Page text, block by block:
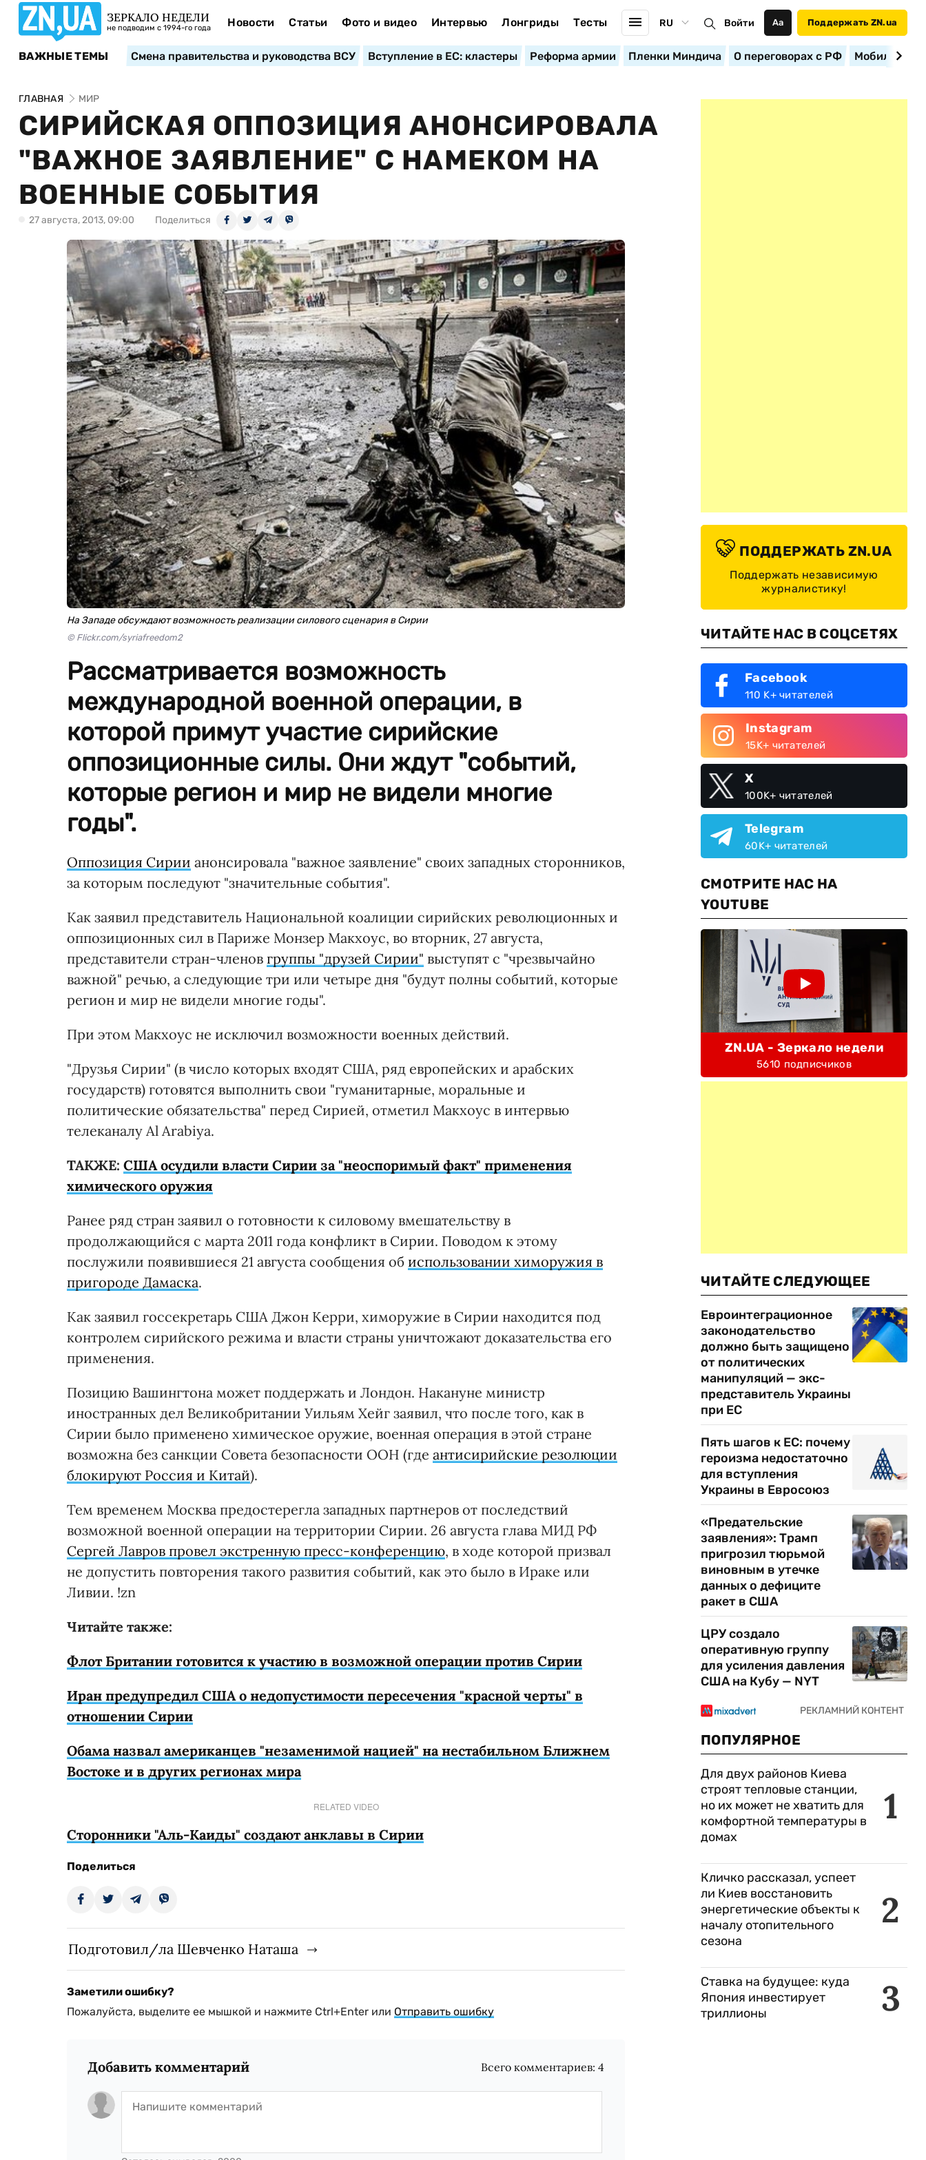
ЗЕРКАЛО НЕДЕЛИ
не подводим с 1994-го года Новости Статьи Фото и видео Интервью Лонгриды Тесты RU Войти Аа Поддержать ZN.ua
ВАЖНЫЕ ТЕМЫ Смена правительства и руководства ВСУ Вступление в ЕС: кластеры Реформа армии Пленки Миндича О переговорах с РФ
ГЛАВНАЯ МИР
СИРИЙСКАЯ ОППОЗИЦИЯ АНОНСИРОВАЛА
"ВАЖНОЕ ЗАЯВЛЕНИЕ" С НАМЕКОМ НА
ВОЕННЫЕ СОБЫТИЯ
27 августа, 2013, 09:00 Поделиться
На Западе обсуждают возможность реализации силового сценария в Сирии
© Flickr.com/syriafreedom2
Рассматривается возможность
международной военной операции, в
которой примут участие сирийские
оппозиционные силы. Они ждут "событий,
которые регион и мир не видели многие
годы".
Оппозиция Сирии анонсировала "важное заявление" своих западных сторонников,
за которым последуют "значительные события".
Как заявил представитель Национальной коалиции сирийских революционных и
оппозиционных сил в Париже Монзер Макхоус, во вторник, 27 августа,
представители стран-членов группы "друзей Сирии" выступят с "чрезвычайно
важной" речью, а следующие три или четыре дня "будут полны событий, которые
регион и мир не видели многие годы".
При этом Макхоус не исключил возможности военных действий.
"Друзья Сирии" (в число которых входят США, ряд европейских и арабских
государств) готовятся выполнить свои "гуманитарные, моральные и
политические обязательства" перед Сирией, отметил Макхоус в интервью
телеканалу Al Arabiya.
ТАКЖЕ: США осудили власти Сирии за "неоспоримый факт" применения
химического оружия
Ранее ряд стран заявил о готовности к силовому вмешательству в
продолжающийся с марта 2011 года конфликт в Сирии. Поводом к этому
послужили появившиеся 21 августа сообщения об использовании химоружия в
пригороде Дамаска.
Как заявил госсекретарь США Джон Керри, химоружие в Сирии находится под
контролем сирийского режима и власти страны уничтожают доказательства его
применения.
Позицию Вашингтона может поддержать и Лондон. Накануне министр
иностранных дел Великобритании Уильям Хейг заявил, что после того, как в
Сирии было применено химическое оружие, военная операция в этой стране
возможна без санкции Совета безопасности ООН (где антисирийские резолюции
блокируют Россия и Китай).
Тем временем Москва предостерегла западных партнеров от последствий
возможной военной операции на территории Сирии. 26 августа глава МИД РФ
Сергей Лавров провел экстренную пресс-конференцию, в ходе которой призвал
не допустить повторения такого развития событий, как это было в Ираке или
Ливии. !zn
Читайте также:
Флот Британии готовится к участию в возможной операции против Сирии
Иран предупредил США о недопустимости пересечения "красной черты" в
отношении Сирии
Обама назвал американцев "незаменимой нацией" на нестабильном Ближнем
Востоке и в других регионах мира
RELATED VIDEO
Сторонники "Аль-Каиды" создают анклавы в Сирии
Поделиться
Подготовил/ла Шевченко Наташа
Заметили ошибку?
Пожалуйста, выделите ее мышкой и нажмите Ctrl+Enter или Отправить ошибку
Добавить комментарий Всего комментариев:4
ПОДДЕРЖАТЬ ZN.UA
Поддержать независимую
журналистику!
ЧИТАЙТЕ НАС В СОЦСЕТЯХ
Facebook
110 K+ читателей
Instagram
15K+ читателей
X
100K+ читателей
Telegram
60K+ читателей
СМОТРИТЕ НАС НА
YOUTUBE
ZN.UA - Зеркало недели
5610 подписчиков
ЧИТАЙТЕ СЛЕДУЮЩЕЕ
Евроинтеграционное
законодательство
должно быть защищено
от политических
манипуляций — экс-
представитель Украины
при ЕС
Пять шагов к ЕС: почему
героизма недостаточно
для вступления
Украины в Евросоюз
«Предательские
заявления»: Трамп
пригрозил тюрьмой
виновным в утечке
данных о дефиците
ракет в США
ЦРУ создало
оперативную группу
для усиления давления
США на Кубу — NYT
ПОПУЛЯРНОЕ
1
Для двух районов Киева
строят тепловые станции,
но их может не хватить для
комфортной температуры в
домах
2
Кличко рассказал, успеет
ли Киев восстановить
энергетические объекты к
началу отопительного
сезона
3
Ставка на будущее: куда
Япония инвестирует
триллионы